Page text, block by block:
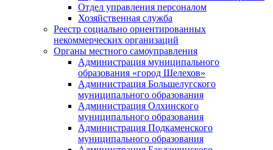
Отдел управления персоналом
Хозяйственная служба
Реестр социально ориентированных
некоммерческих организаций
Органы местного самоуправления
Администрация муниципального
образования «город Шелехов»
Администрация Большелугского
муниципального образования
Администрация Олхинского
муниципального образования
Администрация Подкаменского
муниципального образования